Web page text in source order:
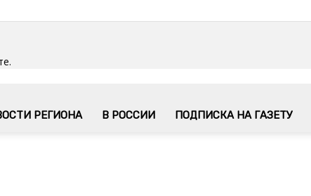
РЕГИОНА В РОССИИ ПОДПИСКА НА ГАЗЕТУ